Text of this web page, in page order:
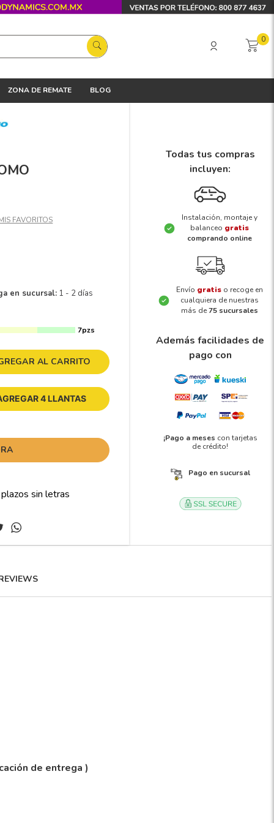
0
ZONA DE REMATE BLOG
en sucursal: 1 - 2 días
7pzs
AL CARRITO
4 LLANTAS
Todas tus compras
incluyen:
Instalación, montaje y
balanceo gratis
comprando online
Envío gratis o recoge en
cualquiera de nuestras
más de75 sucursales
Además facilidades de
pago con
¡Pago a meses con tarjetas
de crédito!
Pago en sucursal
de entrega )